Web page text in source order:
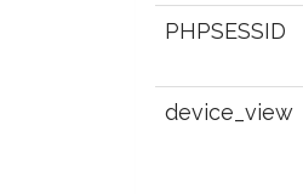
PHPSESSID
device_view